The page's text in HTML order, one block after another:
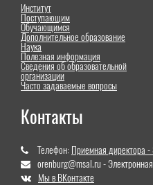
Институт
Поступающим
Обучающимся
Дополнительное образование
Наука
Полезная информация
Сведения об образовательной
организации
Часто задаваемые вопросы
Контакты
Телефон: Приемная директора
orenburg@msal.ru -
Мы в ВКонтакте